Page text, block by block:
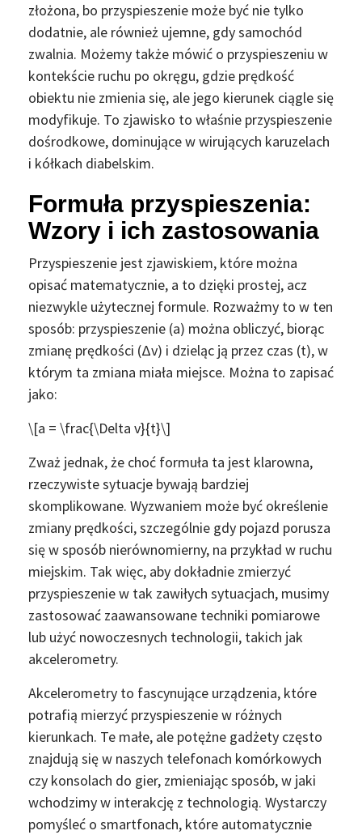
złożona, bo przyspieszenie może być nie tylko
dodatnie, ale również ujemne, gdy samochód
zwalnia. Możemy także mówić o przyspieszeniu w
kontekście ruchu po okręgu, gdzie prędkość
obiektu nie zmienia się, ale jego kierunek ciągle się
modyfikuje. To zjawisko to właśnie przyspieszenie
dośrodkowe, dominujące w wirujących karuzelach
i kółkach diabelskim.
Formuła przyspieszenia:
Wzory i ich zastosowania
Przyspieszenie jest zjawiskiem, które można
opisać matematycznie, a to dzięki prostej, acz
niezwykle użytecznej formule. Rozważmy to w ten
sposób: przyspieszenie (a) można obliczyć, biorąc
zmianę prędkości (Δv) i dzieląc ją przez czas (t), w
którym ta zmiana miała miejsce. Można to zapisać
jako:
\[a = \frac{\Delta v}{t}\]
Zważ jednak, że choć formuła ta jest klarowna,
rzeczywiste sytuacje bywają bardziej
skomplikowane. Wyzwaniem może być określenie
zmiany prędkości, szczególnie gdy pojazd porusza
się w sposób nierównomierny, na przykład w ruchu
miejskim. Tak więc, aby dokładnie zmierzyć
przyspieszenie w tak zawiłych sytuacjach, musimy
zastosować zaawansowane techniki pomiarowe
lub użyć nowoczesnych technologii, takich jak
akcelerometry.
Akcelerometry to fascynujące urządzenia, które
potrafią mierzyć przyspieszenie w różnych
kierunkach. Te małe, ale potężne gadżety często
znajdują się w naszych telefonach komórkowych
czy konsolach do gier, zmieniając sposób, w jaki
wchodzimy w interakcję z technologią. Wystarczy
pomyśleć o smartfonach, które automatycznie